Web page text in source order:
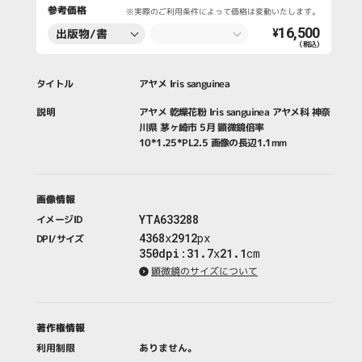
参考価格 ※実際のご利用条件によって価格は変動いたします。
出版物/書
¥16,500
（税込）
タイトル アヤメ Iris sanguinea
説明
アヤメ 乾燥花粉 Iris sanguinea アヤメ科 神奈
川県 茅ヶ崎市 5月 顕微鏡倍率
10*1.25*PL2.5 画像の長辺1.1mm
画像情報
イメージID
YTA633288
DPI/サイズ 4368x2912px
350dpi : 31.7x21.1cm
顕微鏡のサイズについて
著作権情報
利用制限
ありません。